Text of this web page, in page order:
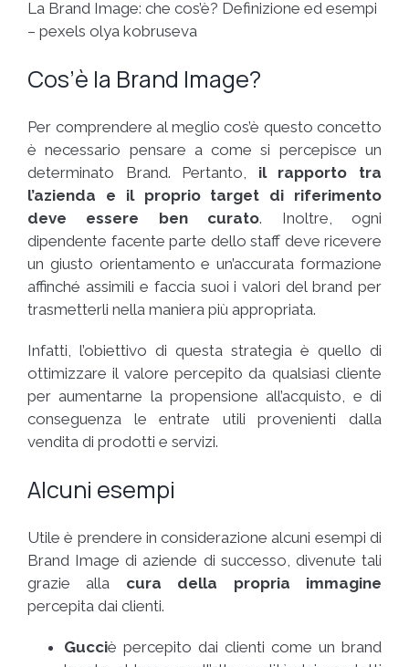
La Brand Image: che cos’è? Definizione ed esempi
– pexels olya kobruseva
Cos’è la Brand Image?
Per comprendere al meglio cos’è questo concetto
è necessario pensare a come si percepisce un
determinato Brand. Pertanto, il rapporto tra
l’azienda e il proprio target di riferimento
deve essere ben curato. Inoltre, ogni
dipendente facente parte dello staff deve ricevere
un giusto orientamento e un’accurata formazione
affinché assimili e faccia suoi i valori del brand per
trasmetterli nella maniera più appropriata.
Infatti, l’obiettivo di questa strategia è quello di
ottimizzare il valore percepito da qualsiasi cliente
per aumentarne la propensione all’acquisto, e di
conseguenza le entrate utili provenienti dalla
vendita di prodotti e servizi.
Alcuni esempi
Utile è prendere in considerazione alcuni esempi di
Brand Image di aziende di successo, divenute tali
grazie alla cura della propria immagine
percepita dai clienti.
Gucciè percepito dai clienti come un brand